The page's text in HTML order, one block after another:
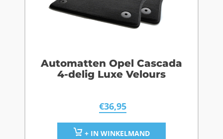
Automatten Opel Cascada
4-delig Luxe Velours
€36,95
+ IN WINKELMAND